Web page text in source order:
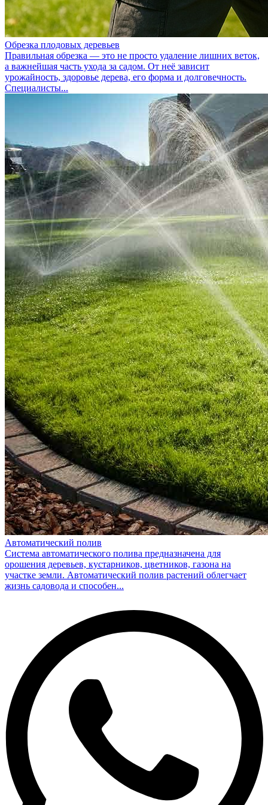
Обрезка плодовых деревьев
Правильная обрезка — это не просто удаление лишних веток,
а важнейшая часть ухода за садом. От неё зависит
урожайность, здоровье дерева, его форма и долговечность.
Специалисты...
Автоматический полив
Система автоматического полива предназначена для
орошения деревьев, кустарников, цветников, газона на
участке земли. Автоматический полив растений облегчает
жизнь садовода и способен...